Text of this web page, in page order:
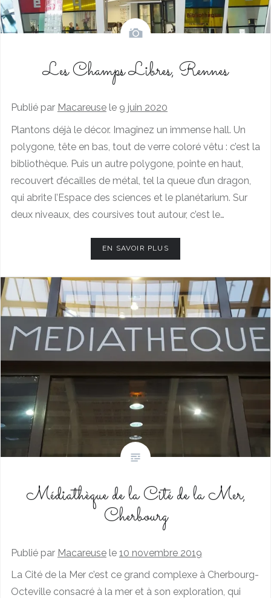
Les Champs Libres, Rennes
Publié par Macareusele 9 juin 2020
Plantons déjà le décor. Imaginez un immense hall. Un
polygone, tête en bas, tout de verre coloré vêtu : c’est la
bibliothèque. Puis un autre polygone, pointe en haut,
recouvert d’écailles de métal, tel la queue d’un dragon,
qui abrite l’Espace des sciences et le planétarium. Sur
deux niveaux, des coursives tout autour, c’est le…
EN SAVOIR PLUS
Médiathèque de la Cité de la Mer,
Cherbourg
Publié par Macareusele 10 novembre 2019
La Cité de la Mer c’est ce grand complexe à Cherbourg-
Octeville consacré à la mer et à son exploration, qui